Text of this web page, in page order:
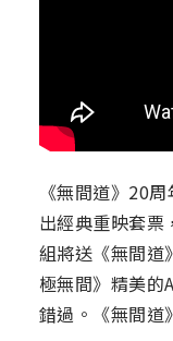
《無間道》20
出經典重映套票
組將送《無間
極無間》精美的
錯過。《無間道